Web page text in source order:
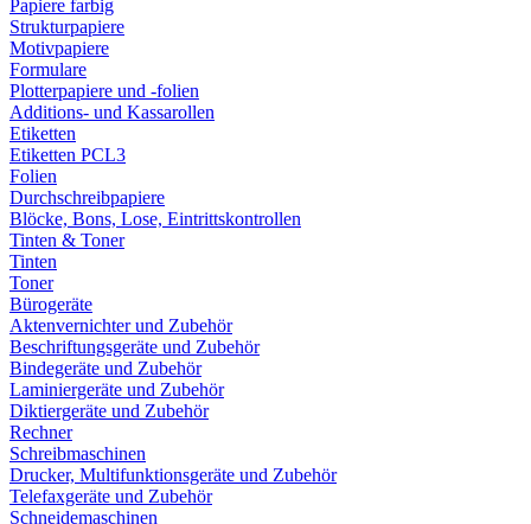
Papiere farbig
Strukturpapiere
Motivpapiere
Formulare
Plotterpapiere und -folien
Additions- und Kassarollen
Etiketten
Etiketten PCL3
Folien
Durchschreibpapiere
Blöcke, Bons, Lose, Eintrittskontrollen
Tinten & Toner
Tinten
Toner
Bürogeräte
Aktenvernichter und Zubehör
Beschriftungsgeräte und Zubehör
Bindegeräte und Zubehör
Laminiergeräte und Zubehör
Diktiergeräte und Zubehör
Rechner
Schreibmaschinen
Drucker, Multifunktionsgeräte und Zubehör
Telefaxgeräte und Zubehör
Schneidemaschinen